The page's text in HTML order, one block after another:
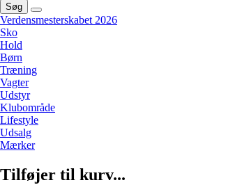
Søg
Verdensmesterskabet 2026
Sko
Hold
Børn
Træning
Vagter
Udstyr
Klubområde
Lifestyle
Udsalg
Mærker
Tilføjer til kurv...